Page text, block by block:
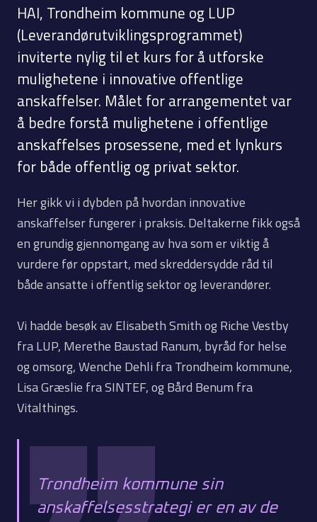
HAI, Trondheim kommune og LUP
(Leverandørutviklingsprogrammet)
inviterte nylig til et kurs for å utforske
mulighetene i innovative offentlige
anskaffelser. Målet for arrangementet var
å bedre forstå mulighetene i offentlige
anskaffelses prosessene, med et lynkurs
for både offentlig og privat sektor.
Her gikk vi i dybden på hvordan innovative
anskaffelser fungerer i praksis. Deltakerne fikk også
en grundig gjennomgang av hva som er viktig å
vurdere før oppstart, med skreddersydde råd til
både ansatte i offentlig sektor og leverandører.
Vi hadde besøk av Elisabeth Smith og Riche Vestby
fra LUP, Merethe Baustad Ranum, byråd for helse
og omsorg, Wenche Dehli fra Trondheim kommune,
Lisa Græslie fra SINTEF, og Bård Benum fra
Vitalthings.
Trondheim kommune sin
anskaffelsesstrategi er en av de